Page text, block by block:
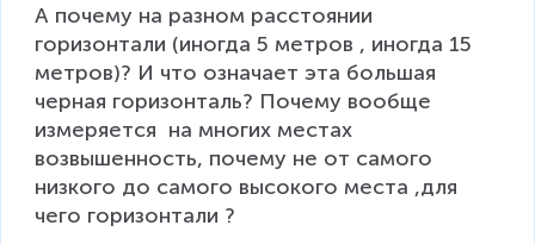
А почему на разном расстоянии
горизонтали (иногда 5 метров , иногда 15
метров)? И что означает эта большая
черная горизонталь? Почему вообще
измеряется  на многих местах
возвышенность, почему не от самого
низкого до самого высокого места ,для
чего горизонтали ?